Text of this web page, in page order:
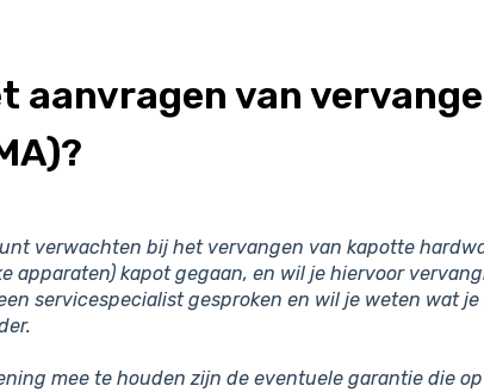
aanvragen van
verwachten bij het vervangen van kapotte
apparaten) kapot gegaan, en wil je hiervoor
servicespecialist gesproken en wil je weten wat je
mee te houden zijn de eventuele garantie die